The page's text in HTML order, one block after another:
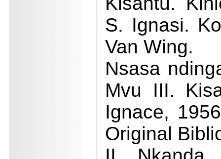
S. Ignasi.
Van Wing.
Nsasa
Mvu III.
Ignace,
Original